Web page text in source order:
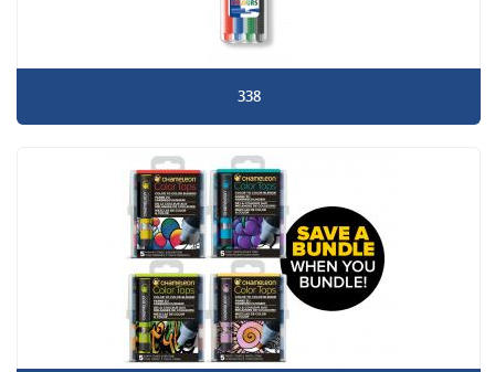
338